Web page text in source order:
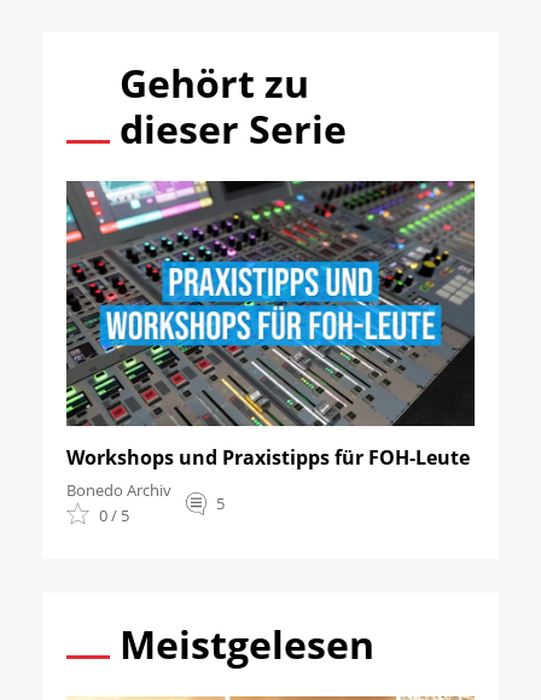
Gehört zu
dieser Serie
Workshops und Praxistipps für FOH-Leute
Bonedo Archiv
0 / 5
5
Meistgelesen